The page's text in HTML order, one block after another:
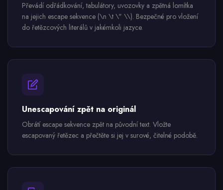
Převádí odřádkování, tabulátory, uvozovky a zpětná lomítka
na jejich escape sekvence (\n \t \" \\). Bezpečné pro vložení
do řetězcových literálů v jakémkoli jazyce.
Unescapování zpět na originál
Obrátí escape sekvence zpět na původní text. Vložte
escapovaný řetězec a přečtěte si jej v surové, čitelné podobě.